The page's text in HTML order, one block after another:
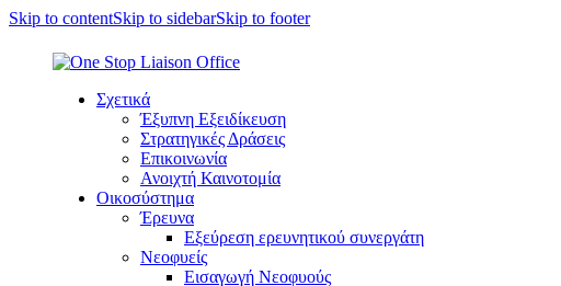
Skip to contentSkip to sidebarSkip to footer
Σχετικά
Έξυπνη Εξειδίκευση
Στρατηγικές Δράσεις
Επικοινωνία
Ανοιχτή Καινοτομία
Οικοσύστημα
Έρευνα
Εξεύρεση ερευνητικού συνεργάτη
Νεοφυείς
Εισαγωγή Νεοφυούς